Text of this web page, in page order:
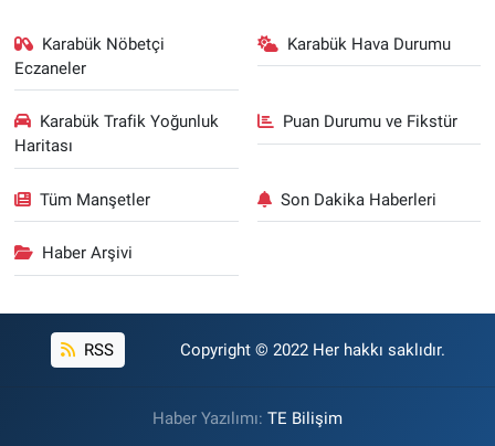
Karabük Nöbetçi
Eczaneler
Karabük Hava Durumu
Karabük Trafik Yoğunluk
Haritası
Puan Durumu ve Fikstür
Tüm Manşetler Son Dakika Haberleri
Haber Arşivi
RSS Copyright © 2022 Her hakkı saklıdır.
Haber Yazılımı: TE Bilişim